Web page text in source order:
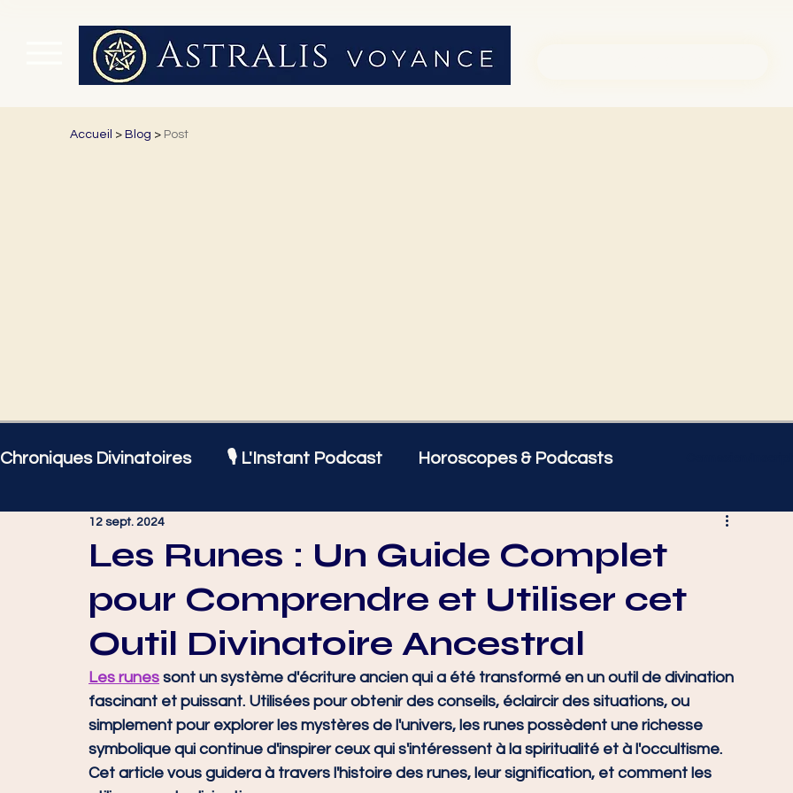
Accueil > Blog > Post
Chroniques Divinatoires 🎙️ L'Instant Podcast Horoscopes & Podcasts
Astrologie Amour et Sentiments
Actualités ♈ Bélier ♉ Taureau ♊ Gémeaux ♋ Cancer
♍ Vierge ♎ Balance ♏ Scorpion ♐ Sagittaire
♑ Capricorne ♒ Verseau ♓ Poissons
Les Runes : Un Guide Complet
pour Comprendre et Utiliser cet
Outil Divinatoire Ancestral
12 sept. 2024
Les runes sont un système d'écriture ancien qui a été transformé en un outil de divination
fascinant et puissant. Utilisées pour obtenir des conseils, éclaircir des situations, ou
simplement pour explorer les mystères de l'univers, les runes possèdent une richesse
symbolique qui continue d'inspirer ceux qui s'intéressent à la spiritualité et à l'occultisme.
Cet article vous guidera à travers l'histoire des runes, leur signification, et comment les